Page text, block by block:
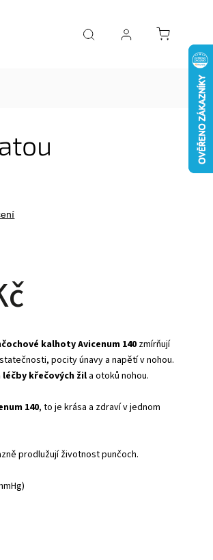
Značky
kalhoty Avicenum 140zmírňují
pocity únavy a napětí v nohou.
křečových žila otoků nohou.
140, to je krása a zdraví v jednom
prodlužují životnost punčoch.